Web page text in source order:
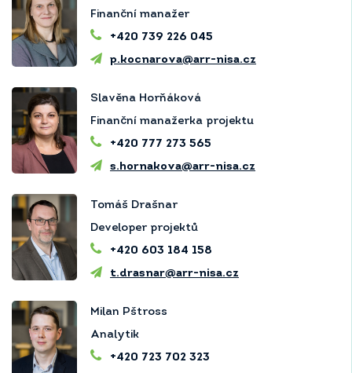
Finanční manažer
+420 739 226 045
p.kocnarova@arr-nisa.cz
Slavěna Horňáková
Finanční manažerka projektu
+420 777 273 565
s.hornakova@arr-nisa.cz
Tomáš Drašnar
Developer projektů
+420 603 184 158
t.drasnar@arr-nisa.cz
Milan Pštross
Analytik
+420 723 702 323